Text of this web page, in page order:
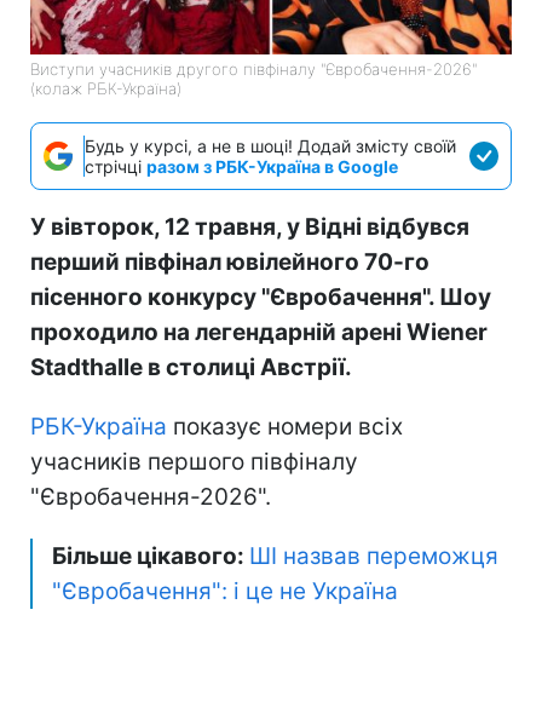
Виступи учасників другого півфіналу "Євробачення-2026"
(колаж РБК-Україна)
Будь у курсі, а не в шоці! Додай змісту своїй
стрічці разом з РБК-Україна в Google
У вівторок, 12 травня, у Відні відбувся
перший півфінал ювілейного 70-го
пісенного конкурсу "Євробачення". Шоу
проходило на легендарній арені Wiener
Stadthalle в столиці Австрії.
РБК-Україна показує номери всіх
учасників першого півфіналу
"Євробачення-2026".
Більше цікавого: ШІ назвав переможця
"Євробачення": і це не Україна